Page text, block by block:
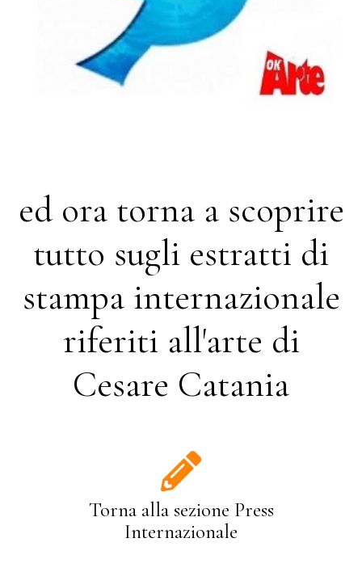
ed ora torna a scoprire
tutto sugli estratti di
stampa internazionale
riferiti all'arte di
Cesare Catania
Torna alla sezione Press
Internazionale